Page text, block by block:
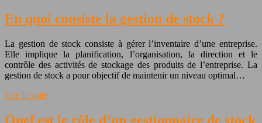
En quoi consiste la gestion de stock ?
La gestion de stock consiste à gérer l’inventaire d’une entreprise.
Elle implique la planification, l’organisation, la direction et le
contrôle des activités de stockage des produits de l’entreprise. La
gestion de stock a pour objectif de maintenir un niveau optimal…
Lire la suite